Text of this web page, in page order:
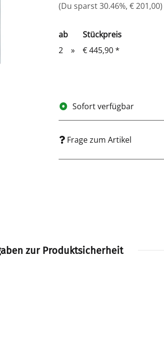
(Du sparst30.46%, € 201,00)
ab
Stückpreis
2
» € 445,90*
Sofort verfügbar
Frage zum Artikel
zur Produktsicherheit